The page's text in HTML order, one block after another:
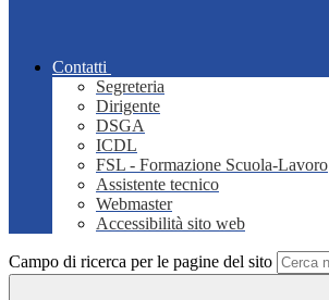
Contatti
Segreteria
Dirigente
DSGA
ICDL
FSL - Formazione Scuola-Lavoro
Assistente tecnico
Webmaster
Accessibilità sito web
Campo di ricerca per le pagine del sito